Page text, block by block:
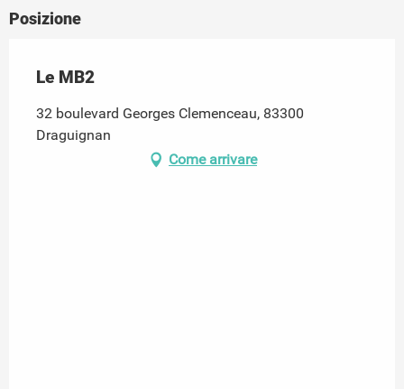
Posizione
Le MB2
32 boulevard Georges Clemenceau, 83300
Draguignan
Come arrivare